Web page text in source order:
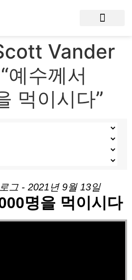
Vander
예수께서
먹이시다”
그 - 2021년 9월 13일
명을 먹이시다